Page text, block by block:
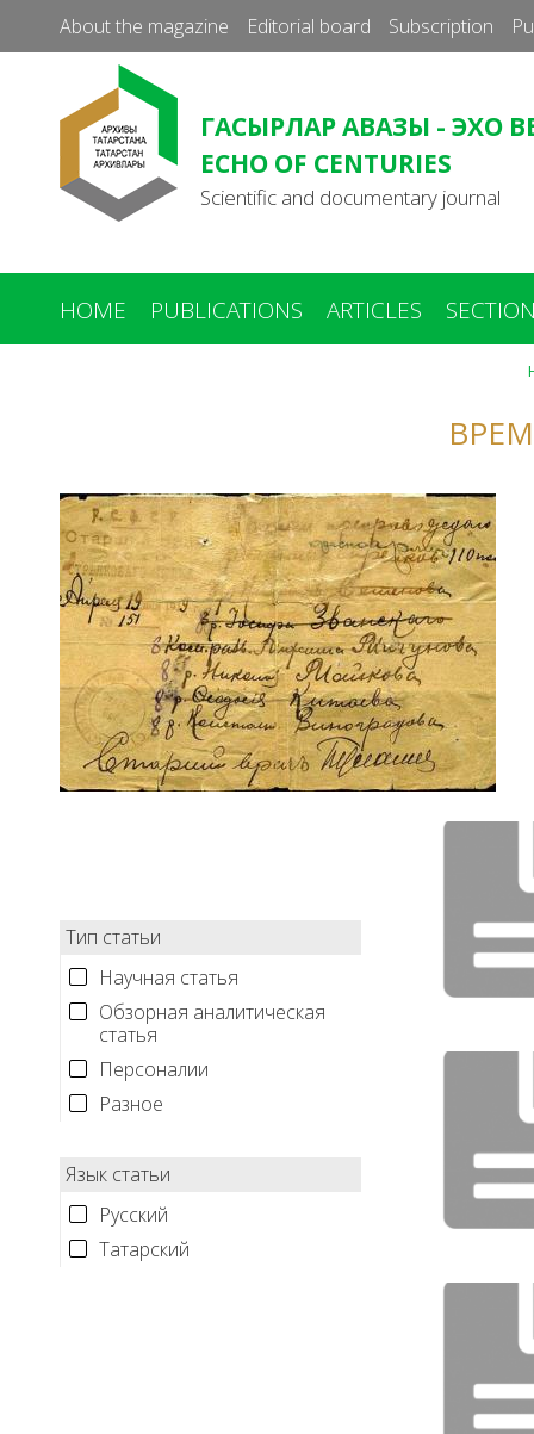
About the magazine Editorial board Subscription
ГАСЫРЛАР АВАЗЫ - ЭХО
ECHO OF CENTURIES
Scientific and documentary journal
HOME PUBLICATIONS ARTICLES
Тип статьи
Научная статья
Обзорная аналитическая
статья
Персоналии
Разное
Язык статьи
Русский
Татарский